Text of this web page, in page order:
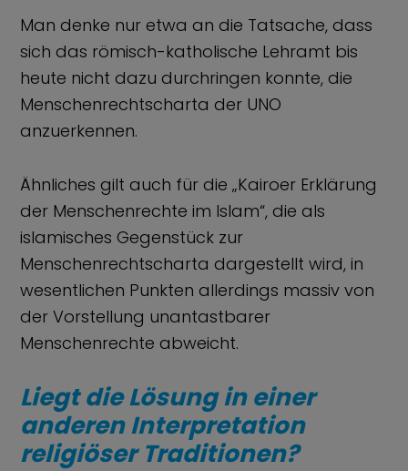
Man denke nur etwa an die Tatsache, dass
sich das römisch-katholische Lehramt bis
heute nicht dazu durchringen konnte, die
Menschenrechtscharta der UNO
anzuerkennen.
Ähnliches gilt auch für die „Kairoer Erklärung
der Menschenrechte im Islam“, die als
islamisches Gegenstück zur
Menschenrechtscharta dargestellt wird, in
wesentlichen Punkten allerdings massiv von
der Vorstellung unantastbarer
Menschenrechte abweicht.
Liegt die Lösung in einer
anderen Interpretation
religiöser Traditionen?